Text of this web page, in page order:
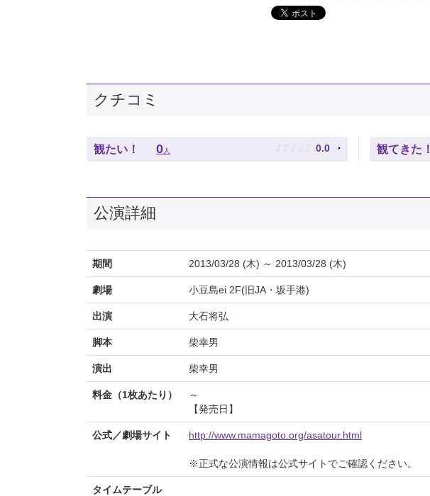
クチコミ
観たい！ 0 人 ♪ ♪ ♪ ♪ ♪ 0.0 観てきた！
公演詳細
期間 2013/03/28 (木) ～ 2013/03/28 (木)
劇場 小豆島ei 2F(旧JA・坂手港)
出演 大石将弘
脚本 柴幸男
演出 柴幸男
料金（1枚あたり）
～
【発売日】
公式／劇場サイト http://www.mamagoto.org/asatour.html
※正式な公演情報は公式サイトでご確認ください。
タイムテーブル